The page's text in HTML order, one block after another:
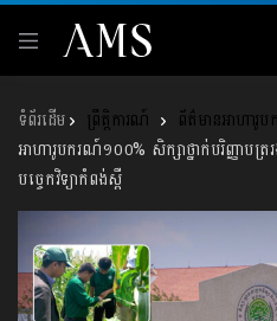
ព្រឹត្តិការណ៍ ព័ត៌មានអាហារូ
អាហារូបករណ៍១០០% សិក្សា​ថ្នាក់​បរិញ្ញាបត្ររ
បច្ចេកវិទ្យា​កំពង់ស្ពឺ